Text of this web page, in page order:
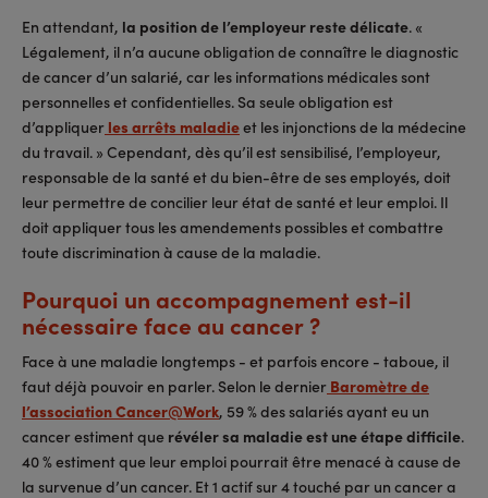
En attendant, la position de l’employeur reste délicate. «
Légalement, il n’a aucune obligation de connaître le diagnostic
de cancer d’un salarié, car les informations médicales sont
personnelles et confidentielles. Sa seule obligation est
d’appliquer les arrêts maladieet les injonctions de la médecine
du travail. » Cependant, dès qu’il est sensibilisé, l’employeur,
responsable de la santé et du bien-être de ses employés, doit
leur permettre de concilier leur état de santé et leur emploi. Il
doit appliquer tous les amendements possibles et combattre
toute discrimination à cause de la maladie.
Pourquoi un accompagnement est-il
nécessaire face au cancer ?
Face à une maladie longtemps - et parfois encore - taboue, il
faut déjà pouvoir en parler. Selon le dernier Baromètre de
l’association Cancer@Work, 59 % des salariés ayant eu un
cancer estiment que révéler sa maladie est une étape difficile.
40 % estiment que leur emploi pourrait être menacé à cause de
la survenue d’un cancer. Et 1 actif sur 4 touché par un cancer a